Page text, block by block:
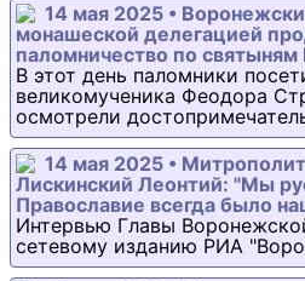
14 мая 2025 •
монашеской делегацией
паломничество по святыням
В этот день паломники
великомученика Феодора
осмотрели
14 мая 2025 •
Лискинский Леонтий: "Мы
Православие всегда было
Интервью Главы
сетевому изданию РИА